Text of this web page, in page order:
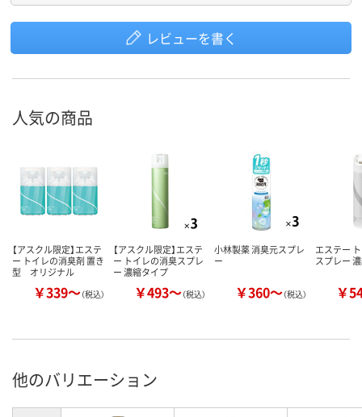
レビューを書く
人気の商品
【アスクル限定】エステ
ー トイレの消臭剤 置き
型 オリジナル
￥339～（税込）
【アスクル限定】エステ
ー トイレの消臭スプレ
ー 濃縮タイプ
￥493～（税込）
小林製薬 消臭元スプレ
ー
￥360～（税込）
エステー
スプレー
￥
他のバリエーション